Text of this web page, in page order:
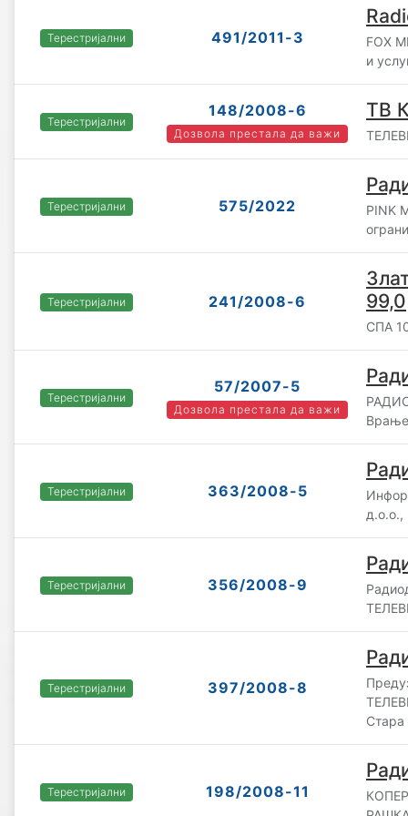
Терестријални 491/2011-3
FOX
и
Терестријални
148/2008-6
Дозвола престала да важи
ТВ
Терестријални 575/2022
PINK
Терестријални 241/2008-6
99,0
СПА
Терестријални
57/2007-5
Дозвола престала да важи
Врање
Терестријални 363/2008-5
Терестријални 356/2008-9
Терестријални 397/2008-8
Стара
Терестријални 198/2008-11